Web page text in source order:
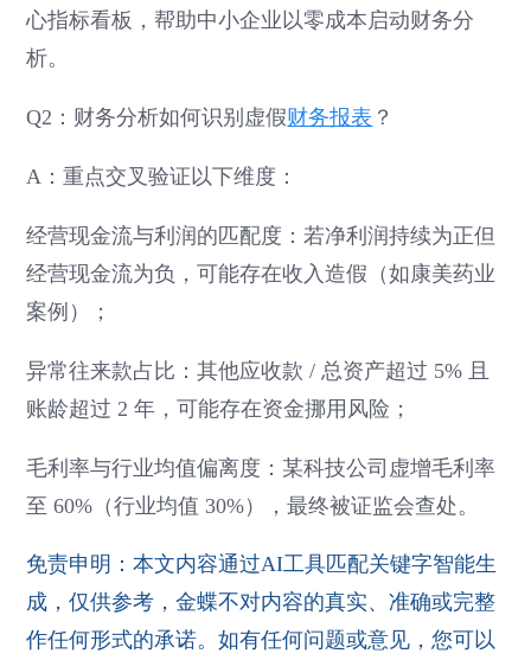
心指标看板，帮助中小企业以零成本启动财务分
析。
Q2：财务分析如何识别虚假财务报表 ？
A：重点交叉验证以下维度：
经营现金流与利润的匹配度：若净利润持续为正但
经营现金流为负，可能存在收入造假（如康美药业
案例）；
异常往来款占比：其他应收款 / 总资产超过 5% 且
账龄超过 2 年，可能存在资金挪用风险；
毛利率与行业均值偏离度：某科技公司虚增毛利率
至 60%（行业均值 30%），最终被证监会查处。
免责申明：本文内容通过AI工具匹配关键字智能生
成，仅供参考，金蝶不对内容的真实、准确或完整
作任何形式的承诺。如有任何问题或意见，您可以